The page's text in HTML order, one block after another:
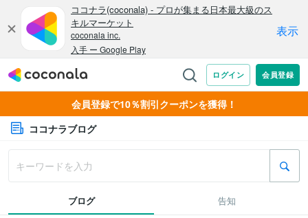
会員登録で10％割引クーポンを獲得！
ココナラブログ
ブログ 告知